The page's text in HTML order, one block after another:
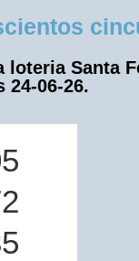
loteria Santa
24-06-26.